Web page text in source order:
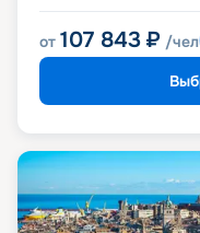
от 107 843 ₽ /чел